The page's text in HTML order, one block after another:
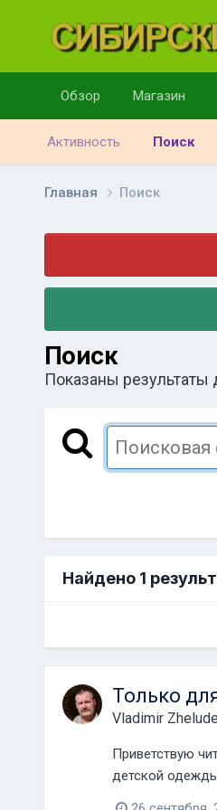
Обзор Магазин
Активность Поиск
Главная Поиск
Поиск
Показаны
Найдено 1
Только
Vladimir
Приветствую
детской